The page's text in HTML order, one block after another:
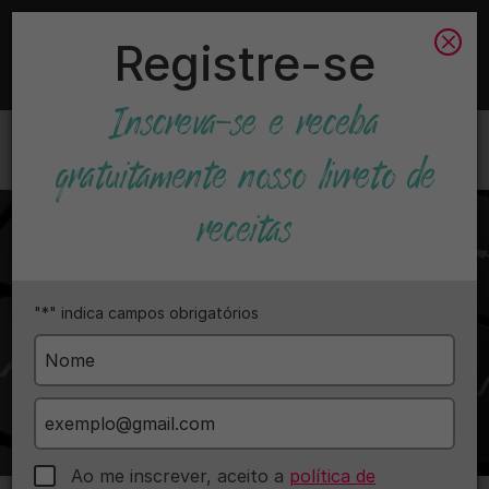
, que tem
sua própria versão em português do site.
Ir paraloveveg.com
Menu
Registre-se
Inscreva-se e receba
gratuitamente nosso livreto de
receitas
"*" indica campos obrigatórios
Nome
Email
Opt
Ao me inscrever, aceito a política de